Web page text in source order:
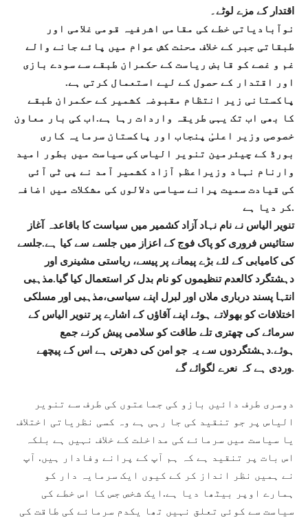
اقتدار کے مزے لوٹے۔
نوآبادیاتی خطے کی مقامی اشرفیہ قومی غلامی اور
طبقاتی جبر کے خلاف محنت کش عوام میں پائے جانے والے
غم و غصے کو قابض ریاست کے حکمران طبقے سے سودے بازی
اور اقتدار کے حصول کے لیے استعمال کرتی ہے.
پاکستانی زیر انتظام مقبوضہ کشمیر کے حکمران طبقے
کا بھی اب تک یہی طریقہ واردات رہا ہے.اب کی بار معاون
خصوصی وزیر اعلیٰ پنجاب اور پاکستان سرمایہ کاری
بورڈ کے چیئرمین تنویر الیاس کی سیاست میں بطور امید
وارنام نہاد وزیراعظم آزاد کشمیر آمد نے پی ٹی آئی
کی قیادت سمیت پرانے سیاسی دلالوں کی مشکلات میں اضافہ
کر دیا ہے.
تنویر الیاس نے نام نہاد آزاد کشمیر میں سیاست کا باقاعدہ آغاز
ستائیس فروری کو پاک فوج کے اعزاز میں جلسے سے کیا ہے.جلسے
کی کامیابی کے لئے بڑے پیمانے پر پیسے، ریاستی مشینری اور
دہشتگرد کالعدم تنظیموں کو نام بدل کر استعمال کیا گیا.مذہبی
انتہا پسند درباری ملاں اور لبرل اپنے سیاسی،مذہبی اور مسلکی
اختلافات کو بھولاتے ہوئے اپنے آقاؤں کے اشارے پر تنویر الیاس کے
سرمائے کی چھتری تلے طاقت کو سلامی پیش کرنے جمع
ہوئے.دہشتگردوں سے یہ جو امن کی دھرتی ہے اس کے پیچھے
وردی ہے کہ نعرے لگوائے گے.
دوسری طرف دائیں بازو کی جماعتوں کی طرف سے تنویر
الیاس پر جو تنقید کی جا رہی ہے وہ کسی نظریاتی اختلاف
یا سیاست میں سرمائے کی مداخلت کے خلاف نہیں ہے بلکہ
اس بات پر تنقید ہے کہ ہم آپ کے پرانے وفادار ہیں. آپ
نے ہمیں نظر انداز کر کے کیوں ایک سرمایہ دار کو
ہمارے اوپر بیٹھا دیا ہے.ایک شخص جس کا اس خطے کی
سیاست سے کوئی تعلق نہیں تھا یکدم سرمائے کی طاقت کی